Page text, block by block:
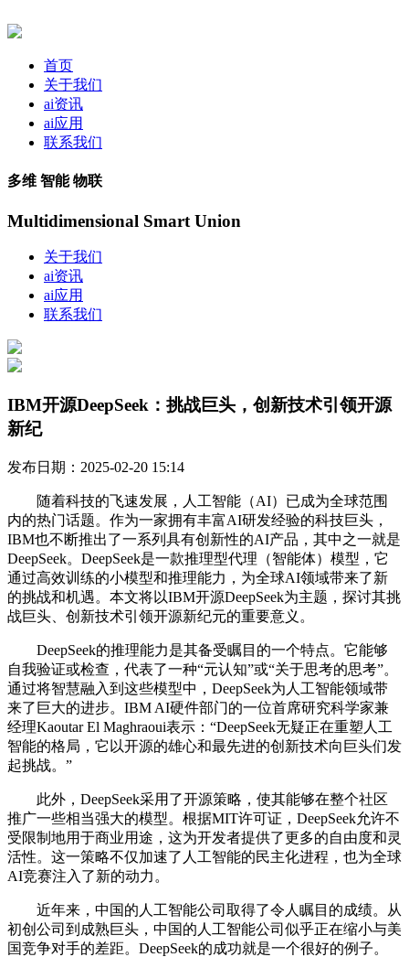
首页
关于我们
ai资讯
ai应用
联系我们
多维 智能 物联
Multidimensional Smart Union
关于我们
ai资讯
ai应用
联系我们
IBM开源DeepSeek：挑战巨头，创新技术引领开源
新纪
发布日期：2025-02-20 15:14
随着科技的飞速发展，人工智能（AI）已成为全球范围
内的热门话题。作为一家拥有丰富AI研发经验的科技巨头，
IBM也不断推出了一系列具有创新性的AI产品，其中之一就是
DeepSeek。DeepSeek是一款推理型代理（智能体）模型，它
通过高效训练的小模型和推理能力，为全球AI领域带来了新
的挑战和机遇。本文将以IBM开源DeepSeek为主题，探讨其挑
战巨头、创新技术引领开源新纪元的重要意义。
DeepSeek的推理能力是其备受瞩目的一个特点。它能够
自我验证或检查，代表了一种“元认知”或“关于思考的思考”。
通过将智慧融入到这些模型中，DeepSeek为人工智能领域带
来了巨大的进步。IBM AI硬件部门的一位首席研究科学家兼
经理Kaoutar El Maghraoui表示：“DeepSeek无疑正在重塑人工
智能的格局，它以开源的雄心和最先进的创新技术向巨头们发
起挑战。”
此外，DeepSeek采用了开源策略，使其能够在整个社区
推广一些相当强大的模型。根据MIT许可证，DeepSeek允许不
受限制地用于商业用途，这为开发者提供了更多的自由度和灵
活性。这一策略不仅加速了人工智能的民主化进程，也为全球
AI竞赛注入了新的动力。
近年来，中国的人工智能公司取得了令人瞩目的成绩。从
初创公司到成熟巨头，中国的人工智能公司似乎正在缩小与美
国竞争对手的差距。DeepSeek的成功就是一个很好的例子。